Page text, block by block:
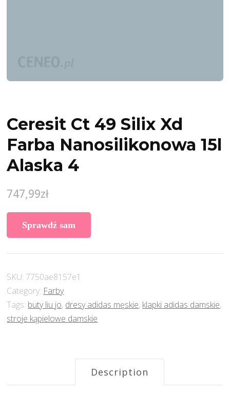
Ceresit Ct 49 Silix Xd
Farba Nanosilikonowa 15l
Alaska 4
747,99zł
Sprawdź sam
SKU: 7750ae8157e1
Category: Farby
Tags: buty liu jo, dresy adidas męskie, klapki adidas damskie,
stroje kąpielowe damskie
Description